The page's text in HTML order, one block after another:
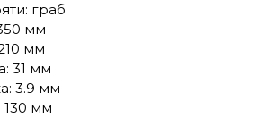
граб
мм
мм
31 мм
3.9 мм
130 мм